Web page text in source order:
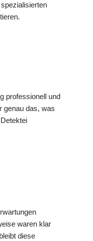
professionell und
genau das, was
waren klar
diese